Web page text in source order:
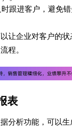
跟进客户，避免错
让企业对客户的
程。
表
分析功能，可以